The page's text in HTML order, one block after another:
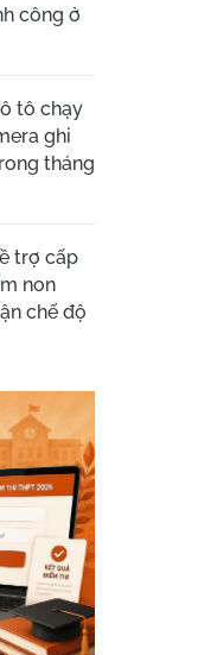
công ở
tô chạy
ghi
tháng
trợ cấp
non
chế độ